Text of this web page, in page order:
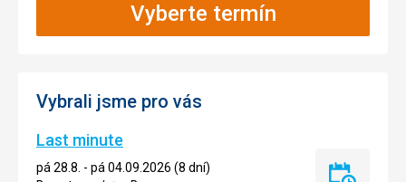
Vyberte termín
Vybrali jsme pro vás
Last minute
pá 28.8. - pá 04.09.2026 (8 dní)